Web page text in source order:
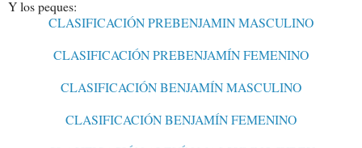
Y los peques:
CLASIFICACIÓN PREBENJAMIN MASCULINO
CLASIFICACIÓN PREBENJAMÍN FEMENINO
CLASIFICACIÓN BENJAMÍN MASCULINO
CLASIFICACIÓN BENJAMÍN FEMENINO